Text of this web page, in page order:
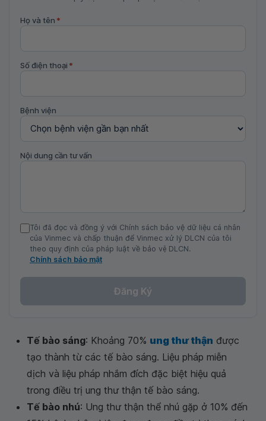
Họ và tên *
Số điện thoại *
Bệnh viện
Nội dung cần tư vấn
Tôi đã đọc và đồng ý với Chính sách bảo vệ dữ liệu cá nhân
của Vinmec và chấp thuận để Vinmec xử lý DLCN của tôi
theo quy định của pháp luật về bảo vệ DLCN.
Chính sách bảo mật
Đăng Ký
Tế bào sáng: Khoảng 70% ung thư thận được
tạo thành từ các tế bào sáng. Liệu pháp miễn
dịch và liệu pháp nhắm đích đặc biệt hiệu quả
trong điều trị ung thư thận tế bào sáng.
Tế bào nhú: Ung thư thận thể nhú gặp ở 10% đến